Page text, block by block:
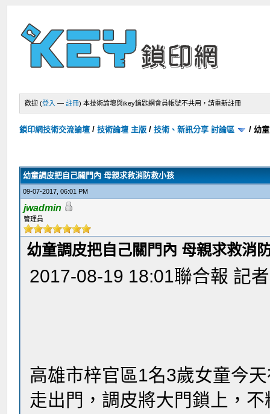
歡迎 (登入 —註冊) 本技術論壇與ikey鑰匙網會員帳號不共用，請重新註冊
鎖印網技術交流論壇 /技術論壇 主版 /技術、新訊分享 討論區 /幼
幼童調皮把自己關門內 母親求救消防救小孩
09-07-2017, 06:01 PM
jwadmin
管理員
幼童調皮把自己關門內 母親求救消
2017-08-19 18:01聯合報 記
高雄市梓官區1名3歲女童今
走出門，調皮將大門鎖上，